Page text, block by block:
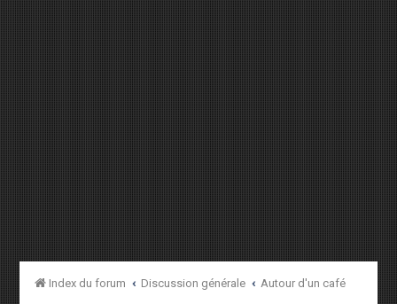
Index du forum Discussion générale Autour d'un café